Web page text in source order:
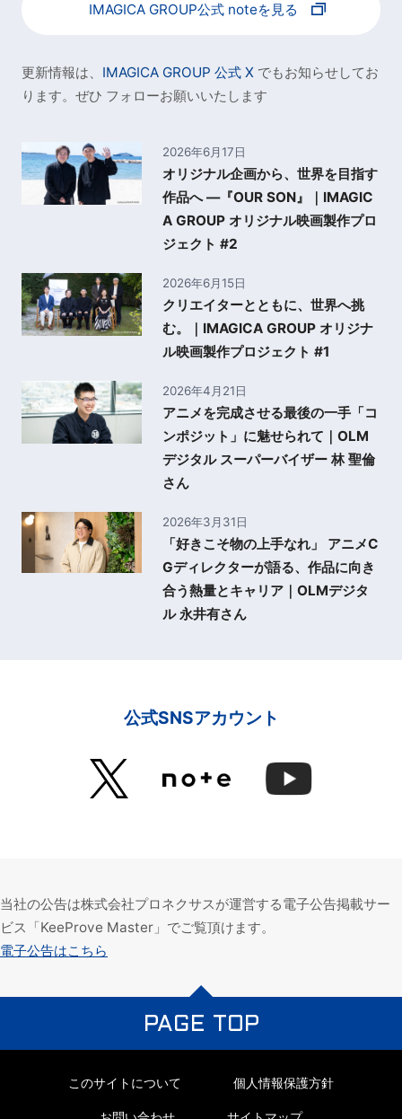
IMAGICA GROUP公式 noteを見る
更新情報は、 IMAGICA GROUP 公式 X でもお知らせしてお
ります。ぜひ フォローお願いいたします
2026年6月17日
オリジナル企画から、世界を目指す
作品へ ―『OUR SON』｜IMAGIC
A GROUP オリジナル映画製作プロ
ジェクト #2
2026年6月15日
クリエイターとともに、世界へ挑
む。｜IMAGICA GROUP オリジナ
ル映画製作プロジェクト #1
2026年4月21日
アニメを完成させる最後の一手「コ
ンポジット」に魅せられて｜OLM
デジタル スーパーバイザー 林 聖倫
さん
2026年3月31日
「好きこそ物の上手なれ」 アニメC
Gディレクターが語る、作品に向き
合う熱量とキャリア｜OLMデジタ
ル 永井有さん
公式SNSアカウント
当社の公告は株式会社プロネクサスが運営する電子公告掲載サー
ビス「KeeProve Master」でご覧頂けます。
電子公告はこちら
PAGE TOP
このサイトについて 個人情報保護方針